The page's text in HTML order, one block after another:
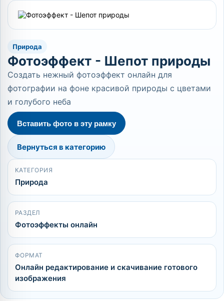
Природа
Фотоэффект - Шепот природы
Создать нежный фотоэффект онлайн для
фотографии на фоне красивой природы с цветами
и голубого неба
Вставить фото в эту рамку
Вернуться в категорию
КАТЕГОРИЯ
Природа
РАЗДЕЛ
Фотоэффекты онлайн
ФОРМАТ
Онлайн редактирование и скачивание готового
изображения